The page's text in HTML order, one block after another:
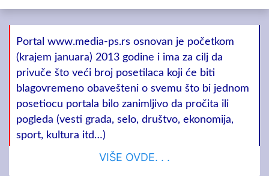
Portal www.media-ps.rs osnovan je početkom
(krajem januara) 2013 godine i ima za cilj da
privuče što veći broj posetilaca koji će biti
blagovremeno obavešteni o svemu što bi jednom
posetiocu portala bilo zanimljivo da pročita ili
pogleda (vesti grada, selo, društvo, ekonomija,
sport, kultura itd…)
VIŠE OVDE. . .